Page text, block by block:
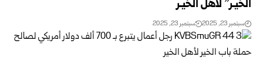
الخيـر” لأهل الخيـر
سبتمبر 23, 2025 سبتمبر 23, 2025